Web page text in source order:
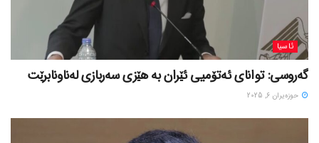
ئاسیا
گەروسی: توانای ئەتۆمیی ئێران بە هێزی سەربازی لەناونابرێت
حوزه‌یران 6, 2025